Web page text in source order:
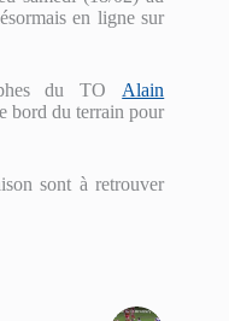
en ligne sur
du TO Alain
bord du terrain pour
sont à retrouver